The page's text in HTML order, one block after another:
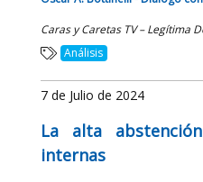
Caras y Caretas TV – Legítima
Análisis
7 de Julio de 2024
La alta
internas